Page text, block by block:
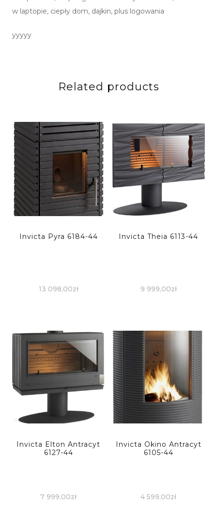
w laptopie, ciepły dom, dajkin, plus logowania
yyyyy
Related products
Invicta Pyra 6184-44
13 098,00zł
Invicta Theia 6113-44
9 999,00zł
Invicta Elton Antracyt
6127-44
7 999,00zł
Invicta Okino Antracyt
6105-44
4 599,00zł